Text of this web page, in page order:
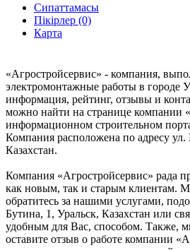
Сипаттамасы
Пікірлер (0)
Карта
«Агростройсервис» - компания,
электромонтажные работы в городе
информация, рейтинг, отзывы и
можно найти на странице компании
информационном строительном
Компания расположена по адресу ул.
Казахстан.
Компания «Агростройсервис» рада
как новым, так и старым клиентам.
обратитесь за нашими услугами,
Бутина, 1, Уральск, Казахстан или
удобным для Вас, способом. Также,
оставите отзыв о работе компании